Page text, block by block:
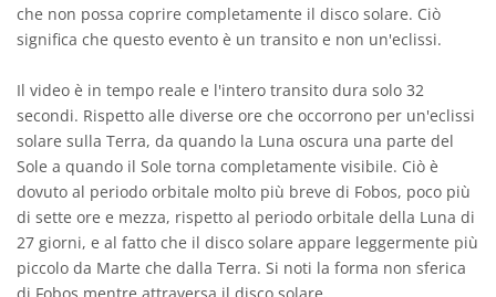
che non possa coprire completamente il disco solare. Ciò
significa che questo evento è un transito e non un'eclissi.
Il video è in tempo reale e l'intero transito dura solo 32
secondi. Rispetto alle diverse ore che occorrono per un'eclissi
solare sulla Terra, da quando la Luna oscura una parte del
Sole a quando il Sole torna completamente visibile. Ciò è
dovuto al periodo orbitale molto più breve di Fobos, poco più
di sette ore e mezza, rispetto al periodo orbitale della Luna di
27 giorni, e al fatto che il disco solare appare leggermente più
piccolo da Marte che dalla Terra. Si noti la forma non sferica